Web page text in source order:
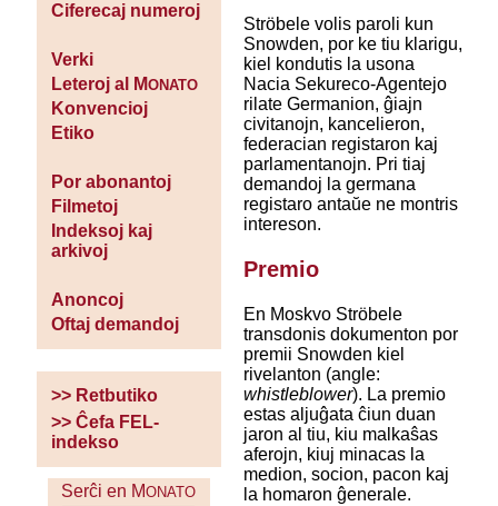
Ciferecaj numeroj
Verki
Leteroj al MONATO
Konvencioj
Etiko
Por abonantoj
Filmetoj
Indeksoj kaj
arkivoj
Anoncoj
Oftaj demandoj
>> Retbutiko
>> Ĉefa FEL-
indekso
Serĉi en MONATO
Ströbele volis paroli kun
Snowden, por ke tiu klarigu,
kiel kondutis la usona
Nacia Sekureco-Agentejo
rilate Germanion, ĝiajn
civitanojn, kancelieron,
federacian registaron kaj
parlamentanojn. Pri tiaj
demandoj la germana
registaro antaŭe ne montris
intereson.
Premio
En Moskvo Ströbele
transdonis dokumenton por
premii Snowden kiel
rivelanton (angle:
whistleblower). La premio
estas aljuĝata ĉiun duan
jaron al tiu, kiu malkaŝas
aferojn, kiuj minacas la
medion, socion, pacon kaj
la homaron ĝenerale.